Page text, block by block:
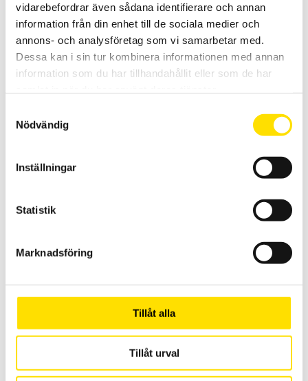
vidarebefordrar även sådana identifierare och annan
information från din enhet till de sociala medier och
annons- och analysföretag som vi samarbetar med.
Dessa kan i sin tur kombinera informationen med annan
information som du har tillhandahållit eller som de har
Nödvändig
Inställningar
Statistik
Marknadsföring
Tillåt alla
Tillåt urval
Temperaturgivare för processapplikationer
önskemål. Dessutom finns det ett stort antal standardgivare.
insticksgivare.
3,795.00KR LÄS MER